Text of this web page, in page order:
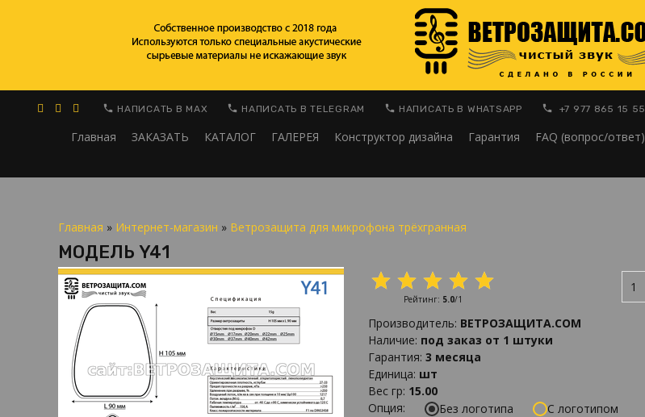
НАПИСАТЬ В MAX НАПИСАТЬ В TELEGRAM НАПИСАТЬ В WHATSAPP +7 977 865 15 55
Главная ЗАКАЗАТЬ КАТАЛОГ ГАЛЕРЕЯ Конструктор дизайна Гарантия FAQ (вопрос/ответ)
Главная » Интернет-магазин » Ветрозащита для микрофона трёхгранная
МОДЕЛЬ Y41
Рейтинг: 5.0/1
Производитель: ВЕТРОЗАЩИТА.COM
Наличие: под заказ от 1 штуки
Гарантия: 3 месяца
Единица: шт
Вес гр: 15.00
Опция:
Без логотипа
С логотипом